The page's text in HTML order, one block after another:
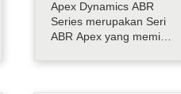
Apex Dynamics ABR
Series merupakan Seri
ABR Apex yang memiliki
bevel gear. Produk ini